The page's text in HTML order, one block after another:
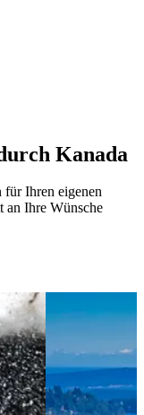
Kanada
für Ihren eigenen
an Ihre Wünsche